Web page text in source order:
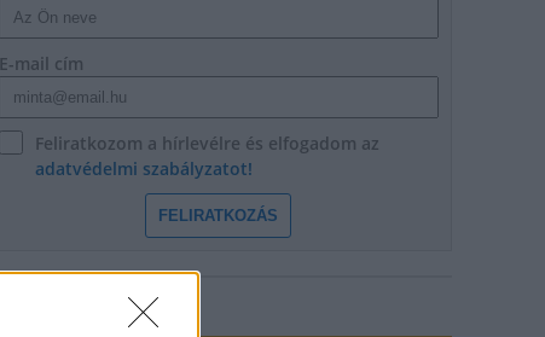
E-mail cím
Feliratkozom a hírlevélre és elfogadom az
adatvédelmi szabályzatot!
FELIRATKOZÁS